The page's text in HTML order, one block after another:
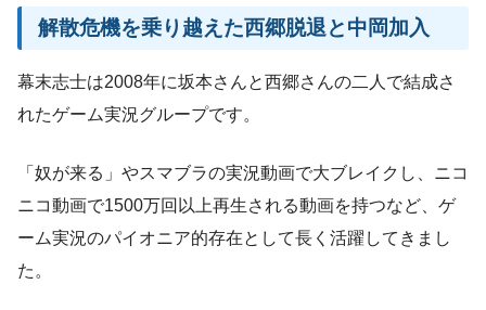
解散危機を乗り越えた西郷脱退と中岡加入
幕末志士は2008年に坂本さんと西郷さんの二人で結成さ
れたゲーム実況グループです。
「奴が来る」やスマブラの実況動画で大ブレイクし、ニコ
ニコ動画で1500万回以上再生される動画を持つなど、ゲ
ーム実況のパイオニア的存在として長く活躍してきまし
た。